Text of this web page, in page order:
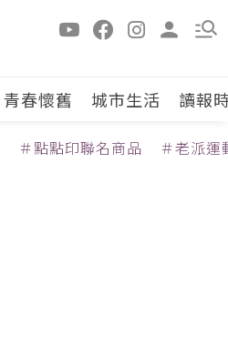
青春懷舊 城市生活 讀報
＃點點印聯名商品 ＃老派運